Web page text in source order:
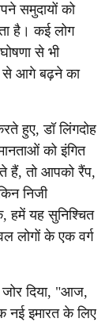
समुदायों को
है। कई लोग
से भी
से आगे बढ़ने का
हुए, डॉ लिंगदोह
को इंगित
हैं, तो आपको रैंप,
निजी
हमें यह सुनिश्चित
लोगों के एक वर्ग
जोर दिया, "आज,
नई इमारत के लिए